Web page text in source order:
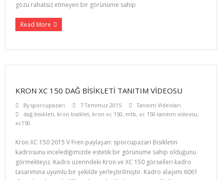
gözü rahatsız etmeyen bir görünüme sahip
Read More
KRON XC 150 DAĞ BISIKLETI TANITIM VIDEOSU
Bysporcupazari 7 Temmuz 2015
Tanıtım Videoları
dağ bisikleti, kron bisiklet, kron xc 150, mtb, xc 150 tanıtım videosu,
xc150
Kron XC 150 2015 V Fren paylaşan: sporcupazari Bisikletin
kadrosunu incelediğimizde estetik bir görünüme sahip olduğunu
görmekteyiz. Kadro üzerindeki Kron ve XC 150 görselleri kadro
tasarımına uyumlu bir şekilde yerleştirilmiştir. Kadro alaşımı 6061